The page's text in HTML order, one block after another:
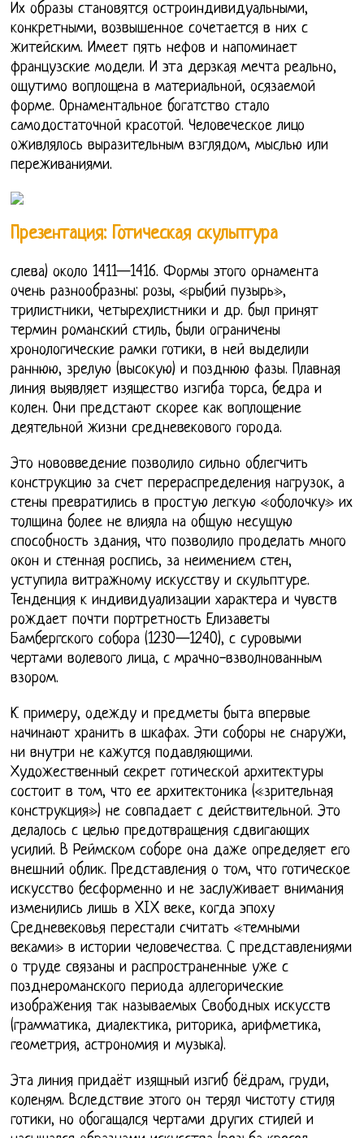
Их образы становятся остроиндивидуальными,
конкретными, возвышенное сочетается в них с
житейским. Имеет пять нефов и напоминает
французские модели. И эта дерзкая мечта реально,
ощутимо воплощена в материальной, осязаемой
форме. Орнаментальное богатство стало
самодостаточной красотой. Человеческое лицо
оживлялось выразительным взглядом, мыслью или
переживаниями.
Презентация: Готическая скульптура
слева) около 1411—1416. Формы этого орнамента
очень разнообразны: розы, «рыбий пузырь»,
трилистники, четырехлистники и др. был принят
термин романский стиль, были ограничены
хронологические рамки готики, в ней выделили
раннюю, зрелую (высокую) и позднюю фазы. Плавная
линия выявляет изящество изгиба торса, бедра и
колен. Они предстают скорее как воплощение
деятельной жизни средневекового города.
Это нововведение позволило сильно облегчить
конструкцию за счет перераспределения нагрузок, а
стены превратились в простую легкую «оболочку» их
толщина более не влияла на общую несущую
способность здания, что позволило проделать много
окон и стенная роспись, за неимением стен,
уступила витражному искусству и скульптуре.
Тенденция к индивидуализации характера и чувств
рождает почти портретность Елизаветы
Бамбергского собора (1230—1240), с суровыми
чертами волевого лица, с мрачно-взволнованным
взором.
К примеру, одежду и предметы быта впервые
начинают хранить в шкафах. Эти соборы не снаружи,
ни внутри не кажутся подавляющими.
Художественный секрет готической архитектуры
состоит в том, что ее архитектоника («зрительная
конструкция») не совпадает с действительной. Это
делалось с целью предотвращения сдвигающих
усилий. В Реймском соборе она даже определяет его
внешний облик. Представления о том, что готическое
искусство бесформенно и не заслуживает внимания
изменились лишь в XIX веке, когда эпоху
Средневековья перестали считать «темными
веками» в истории человечества. С представлениями
о труде связаны и распространенные уже с
позднероманского периода аллегорические
изображения так называемых Свободных искусств
(грамматика, диалектика, риторика, арифметика,
геометрия, астрономия и музыка).
Эта линия придаёт изящный изгиб бёдрам, груди,
коленям. Вследствие этого он терял чистоту стиля
готики, но обогащался чертами других стилей и